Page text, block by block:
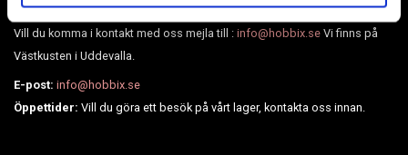
Vi har allt i lager och levererar på några dagar.
Vill du komma i kontakt med oss mejla till :info@hobbix.se Vi finns på
Västkusten i Uddevalla.
E-post: info@hobbix.se
Öppettider: Vill du göra ett besök på vårt lager, kontakta oss innan.